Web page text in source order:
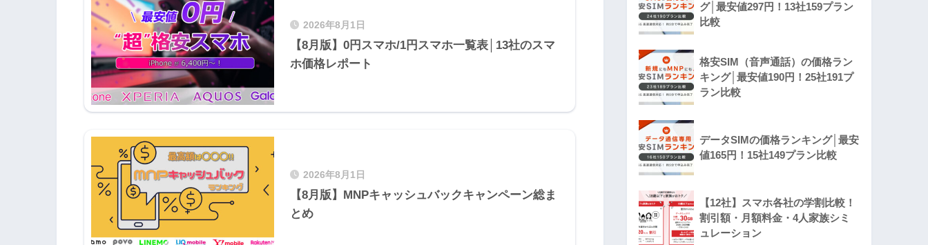
2026年8月1日
【8月版】0円スマホ/1円スマホ一覧表│13社のスマ
ホ価格レポート
2026年8月1日
【8月版】MNPキャッシュバックキャンペーン総ま
とめ
グ│最安値297円！13社159プラン
比較
格安SIM（音声通話）の価格ラン
キング│最安値190円！25社191プ
ラン比較
データSIMの価格ランキング│最安
値165円！15社149プラン比較
【12社】スマホ各社の学割比較！
割引額・月額料金・4人家族シミ
ュレーション